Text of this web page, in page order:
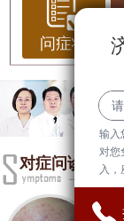
苦和困扰。它
瘙痒、红肿的
对于患者而言
生活质量的严
识、症状、治
面了解这一疾
皮肤病常识：
荨麻疹，俗称
问症状
对症问诊
输入
对您
入，